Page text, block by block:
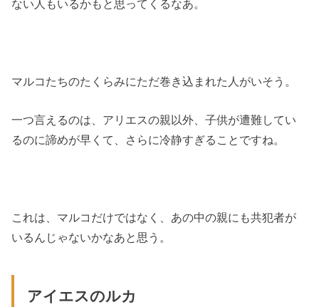
ない人もいるかもと思ってくるなあ。
マルコたちのたくらみにただ巻き込まれた人がいそう。
一つ言えるのは、アリエスの親以外、子供が遭難してい
るのに諦めが早くて、さらに冷静すぎることですね。
これは、マルコだけではなく、あの中の親にも共犯者が
いるんじゃないかなあと思う。
アイエスのルカ